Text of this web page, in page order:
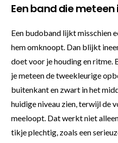
Een band die meteen
Een budoband lijkt misschien
hem omknoopt. Dan blijkt
doet voor je houding en ritme.
je meteen de tweekleurige
buitenkant en zwart in het
huidige niveau zien, terwijl de
meeloopt. Dat werkt niet
tikje plechtig, zoals een